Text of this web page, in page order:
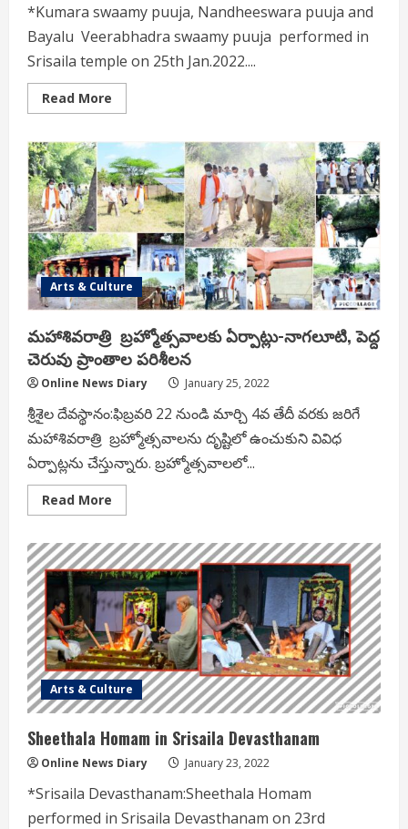
*Kumara swaamy puuja, Nandheeswara puuja and
Bayalu Veerabhadra swaamy puuja performed in
Srisaila temple on 25th Jan.2022....
Read More
more
Pavan
Kumar,
Anantapur,
donated
Rs.One
Lakh
For
Annadanam
scheme
Arts & Culture
మహాశివరాత్రి బ్రహ్మోత్సవాలకు ఏర్పాట్లు-నాగలూటి, పెద్ద
చెరువు ప్రాంతాల పరిశీలన
Online News Diary January 25, 2022
శ్రీశైల దేవస్థానం:ఫిబ్రవరి 22 నుండి మార్చి 4వ తేదీ వరకు జరిగే
మహాశివరాత్రి బ్రహ్మోత్సవాలను దృష్టిలో ఉంచుకుని వివిధ
ఏర్పాట్లను చేస్తున్నారు. బ్రహ్మోత్సవాలలో...
Read More
more
బ్రహ్మోత్సవాలకు
ఏర్పాట్లు-
నాగలూటి,
పెద్ద
చెరువు
ప్రాంతాల
పరిశీలన
Arts & Culture
Sheethala Homam in Srisaila Devasthanam
Online News Diary January 23, 2022
*Srisaila Devasthanam:Sheethala Homam
performed in Srisaila Devasthanam on 23rd